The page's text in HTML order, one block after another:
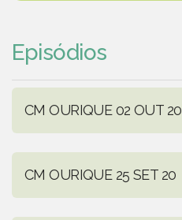
Episódios
CM OURIQUE 02 OUT 20
CM OURIQUE 25 SET 20